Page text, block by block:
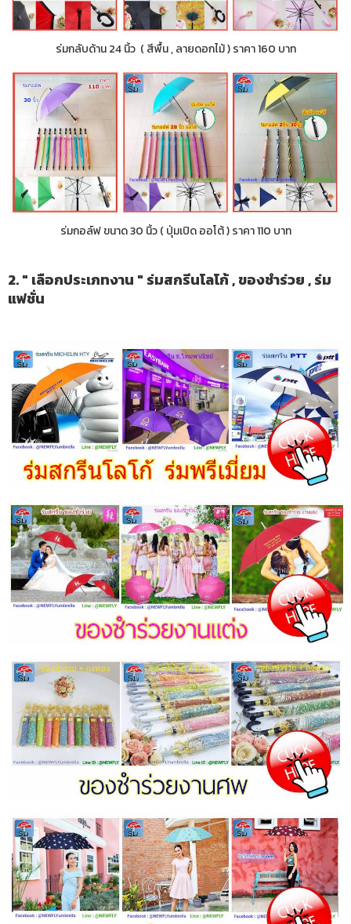
ร่มกลับด้าน 24 นิ้ว ( สีพื้น , ลายดอกไม้ ) ราคา 160 บาท
ร่มกอล์ฟ ขนาด 30 นิ้ว ( ปุ่มเปิด ออโต้ ) ราคา 110 บาท
2. " เลือกประเภทงาน " ร่มสกรีนโลโก้ , ของชำร่วย , ร่ม
แฟชั่น